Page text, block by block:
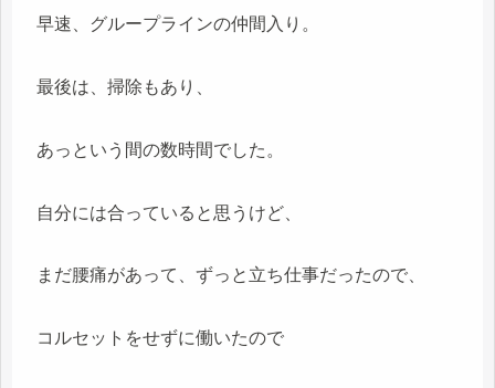
早速、グループラインの仲間入り。
最後は、掃除もあり、
あっという間の数時間でした。
自分には合っていると思うけど、
まだ腰痛があって、ずっと立ち仕事だったので、
コルセットをせずに働いたので